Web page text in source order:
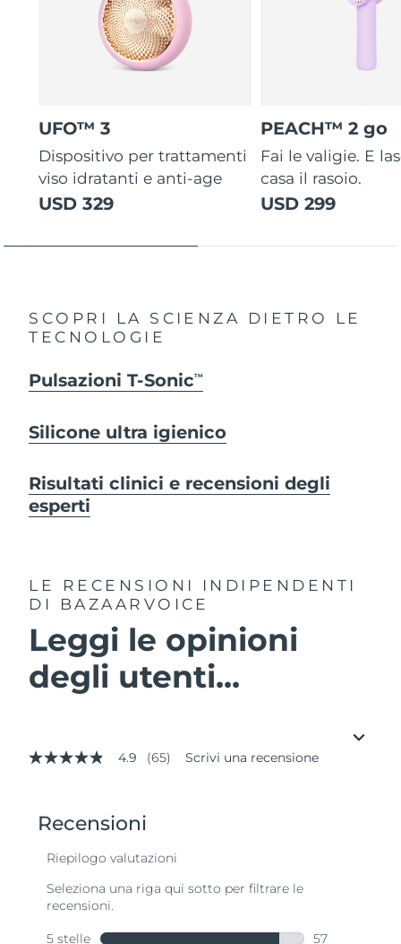
UFO™ 3
Dispositivo per trattamenti
viso idratanti e anti-age
USD 329
PEACH™ 2 go
Fai le valigie. E
casa il rasoio.
USD 299
SCOPRI LA SCIENZA DIETRO LE
TECNOLOGIE
Pulsazioni T-SonicTM
Silicone ultra igienico
Risultati clinici e recensioni degli
esperti
LE RECENSIONI INDIPENDENTI
DI BAZAARVOICE
Leggi le opinioni
degli utenti...
4.9
valore
valutazione
Read
Stesso
4.9 (65) Scrivi una recensione